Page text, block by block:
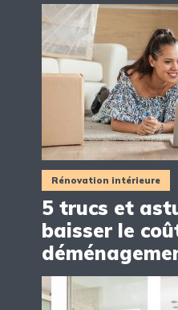
Rénovation intérieure
5 trucs et
baisser le